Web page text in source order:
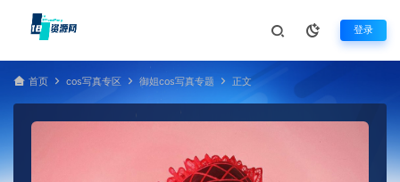
登录
首页 cos写真专区 御姐cos写真专题 正文